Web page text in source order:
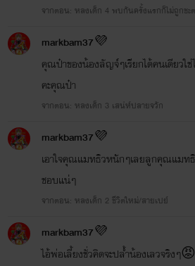
คงไม่งงนะ ติดตามกันไปเ
จากตอน: หลงเด็ก 4 พบกันครั้งแรกก็ไม่ถูกชะ
markbam37💜
คุณป๋าของน้องลัญจ์ๆเรียกได้คนเดียวใ
คะคุณป๋า
จากตอน: หลงเด็ก 3 เสน่ห์ปลายจวัก
markbam37💜
เอาใจคุณแมทธิวหนักๆเลยลูกคุณแมท
ชอบแน่ๆ
จากตอน: หลงเด็ก 2 ชีวิตใหม่/สายเปย์
markbam37💜
ไอ้พ่อเลี้ยงชั่วคิดจะปล้ำน้องเลวจริงๆ😡